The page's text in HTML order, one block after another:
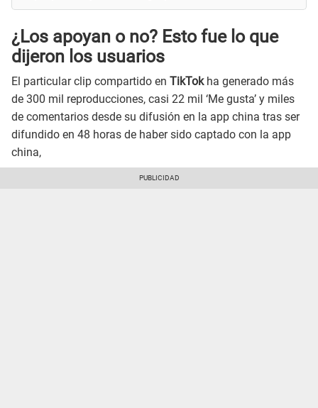
¿Los apoyan o no? Esto fue lo que
dijeron los usuarios
El particular clip compartido en TikTok ha generado más
de 300 mil reproducciones, casi 22 mil ‘Me gusta’ y miles
de comentarios desde su difusión en la app china tras ser
difundido en 48 horas de haber sido captado con la app
china,